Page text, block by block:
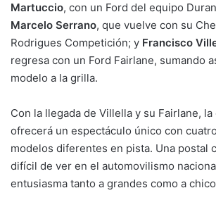
Martuccio, con un Ford del equipo
Marcelo Serrano, que vuelve con su
Rodrigues Competición; y Francisco
regresa con un Ford Fairlane, sumando
modelo a la grilla.
Con la llegada de Villella y su Fairlane,
ofrecerá un espectáculo único con
modelos diferentes en pista. Una postal
difícil de ver en el automovilismo
entusiasma tanto a grandes como a